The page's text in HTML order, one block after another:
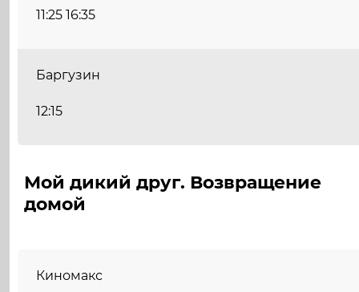
11:25 16:35
Баргузин
12:15
Мой дикий друг. Возвращение
домой
Киномакс